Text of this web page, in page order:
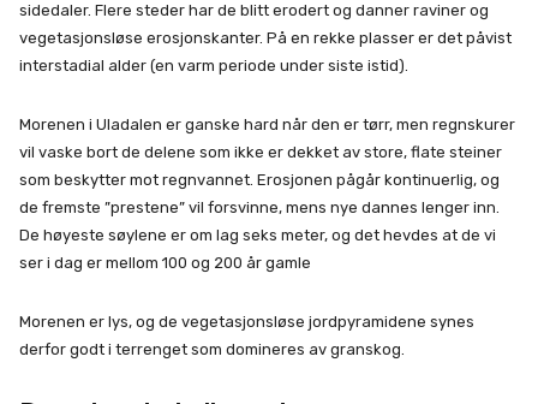
sidedaler. Flere steder har de blitt erodert og danner raviner og
vegetasjonsløse erosjonskanter. På en rekke plasser er det påvist
interstadial alder (en varm periode under siste istid).
Morenen i Uladalen er ganske hard når den er tørr, men regnskurer
vil vaske bort de delene som ikke er dekket av store, flate steiner
som beskytter mot regnvannet. Erosjonen pågår kontinuerlig, og
de fremste ”prestene” vil forsvinne, mens nye dannes lenger inn.
De høyeste søylene er om lag seks meter, og det hevdes at de vi
ser i dag er mellom 100 og 200 år gamle
Morenen er lys, og de vegetasjonsløse jordpyramidene synes
derfor godt i terrenget som domineres av granskog.